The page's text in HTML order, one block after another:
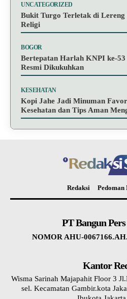
UNCATEGORIZED
Bukit Turgo Terletak di
Religi
BOGOR
Bertepatan Harlah KNPI ke-
Resmi Dikukuhkan
KESEHATAN
Kopi Jahe Jadi Minuman
Kesehatan dan Tips Aman
Redaksi Pedoman
PT Bangun
NOMOR AHU-
Kantor
Wisma Sarinah Majapahit Floor 3
sel. Kecamatan Gambir.kota